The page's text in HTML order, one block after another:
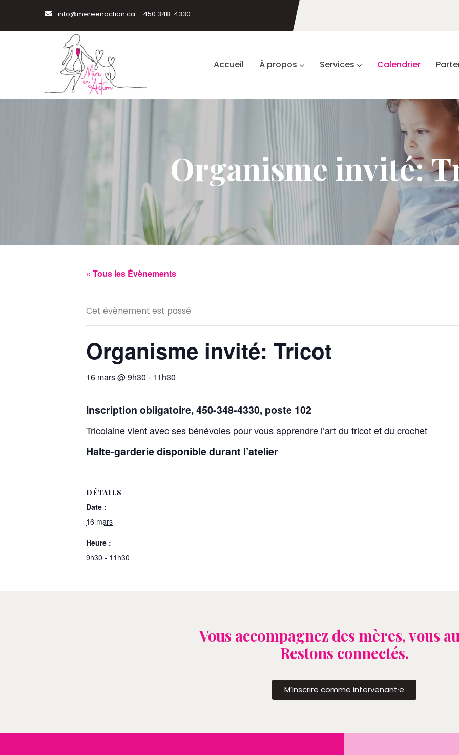
info@mereenaction.ca 450 348-4330
Accueil À propos Services Calendrier
Organisme invité:
« Tous les Évènements
Cet évènement est passé
Organisme invité: Tricot
16 mars @ 9h30 - 11h30
Inscription obligatoire, 450-348-4330, poste 102
Tricolaine vient avec ses bénévoles pour vous apprendre l’art du tricot et du crochet
Halte-garderie disponible durant l’atelier
DÉTAILS
Date :
16 mars
Heure :
9h30 - 11h30
Vous accompagnez des mères, vous
Restons connectés.
M’inscrire comme intervenant·e